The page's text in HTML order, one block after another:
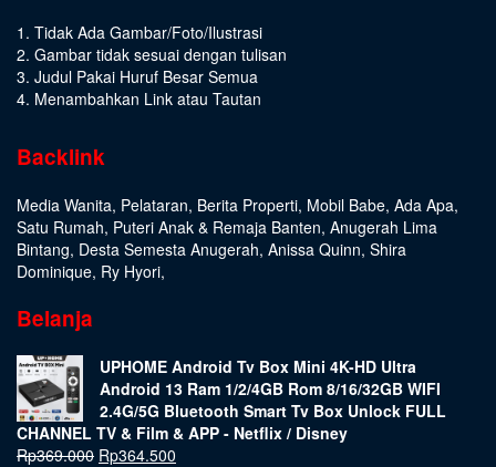
1. Tidak Ada Gambar/Foto/Ilustrasi
2. Gambar tidak sesuai dengan tulisan
3. Judul Pakai Huruf Besar Semua
4. Menambahkan Link atau Tautan
Backlink
Media Wanita, Pelataran, Berita Properti, Mobil Babe, Ada Apa,
Satu Rumah, Puteri Anak & Remaja Banten, Anugerah Lima
Bintang, Desta Semesta Anugerah, Anissa Quinn, Shira
Dominique, Ry Hyori,
Belanja
UPHOME Android Tv Box Mini 4K-HD Ultra
Android 13 Ram 1/2/4GB Rom 8/16/32GB WIFI
2.4G/5G Bluetooth Smart Tv Box Unlock FULL
CHANNEL TV & Film & APP - Netflix / Disney
Rp369.000 Rp364.500